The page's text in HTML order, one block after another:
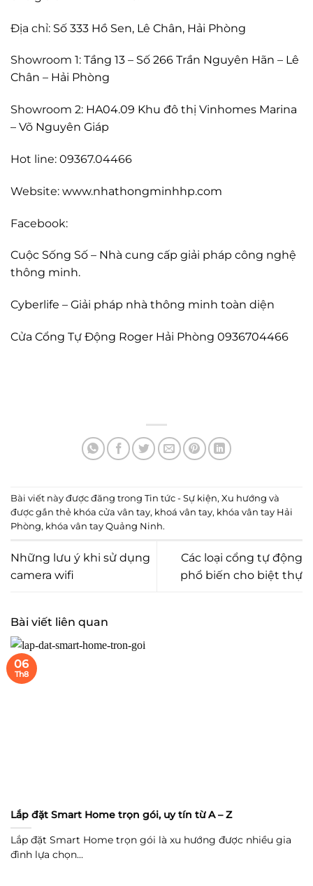
Địa chỉ: Số 333 Hồ Sen, Lê Chân, Hải Phòng
Showroom 1: Tầng 13 – Số 266 Trần Nguyên Hãn – Lê
Chân – Hải Phòng
Showroom 2: HA04.09 Khu đô thị Vinhomes Marina
– Võ Nguyên Giáp
Hot line: 09367.04466
Website: www.nhathongminhhp.com
Facebook:
Cuộc Sống Số – Nhà cung cấp giải pháp công nghệ
thông minh.
Cyberlife – Giải pháp nhà thông minh toàn diện
Cửa Cổng Tự Động Roger Hải Phòng 0936704466
Bài viết này được đăng trong Tin tức - Sự kiện, Xu hướng và
được gắn thẻ khóa cửa vân tay, khoá vân tay, khóa vân tay Hải
Phòng, khóa vân tay Quảng Ninh.
Những lưu ý khi sử dụng
camera wifi
Các loại cổng tự động
phổ biến cho biệt thự
Bài viết liên quan
Lắp đặt Smart Home trọn gói, uy tín từ A – Z
Lắp đặt Smart Home trọn gói là xu hướng được nhiều gia
đình lựa chọn...
06
Th8